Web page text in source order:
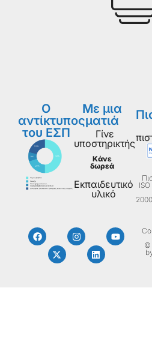
Ο
αντίκτυπος
του ΕΣΠ
Με μια
ματιά
Γίνε
υποστηρικτής
Κάνε
δωρεά
Εκπαιδευτικό
υλικό
©